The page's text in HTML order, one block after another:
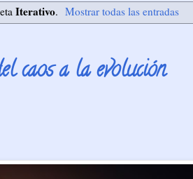
Iterativo. Mostrar todas las entradas
caos a la evolución